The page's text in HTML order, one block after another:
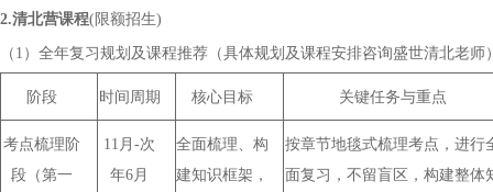
2.清北营课程(限额招生)
（1） 全年复习规划及课程推荐（具体规划及课程安排咨询盛世清北老师
阶段 时间周期 核心目标 关键任务与重点
考点梳理阶
段 （第一
11 月 -次
年6月
全面梳理、 构
建知识框架，
按章节地毯式梳理考点，进行
面复习，不留盲区，构建整体